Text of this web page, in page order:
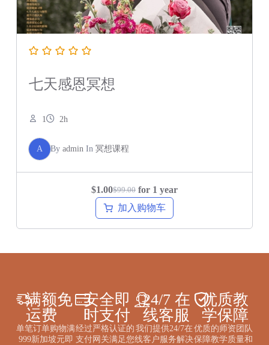
七天感恩冥想
1 2h
A By adminIn 冥想课程
$99.00
$1.00
for 1 year
加入购物车
满额免
运费
单笔订单购物满
999新加坡元即
安全即
时支付
经过严格认证的
支付网关满足您
24/7 在
线客服
我们提供24/7在
线客户服务解决
优质教
学保障
优质的师资团队
保障教学质量和